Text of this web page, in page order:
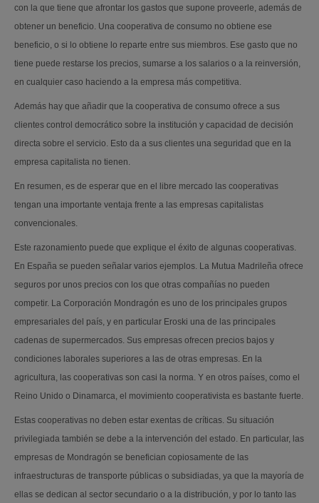
con la que tiene que afrontar los gastos que supone proveerle, además de
obtener un beneficio. Una cooperativa de consumo no obtiene ese
beneficio, o si lo obtiene lo reparte entre sus miembros. Ese gasto que no
tiene puede restarse los precios, sumarse a los salarios o a la reinversión,
en cualquier caso haciendo a la empresa más competitiva.
Además hay que añadir que la cooperativa de consumo ofrece a sus
clientes control democrático sobre la institución y capacidad de decisión
directa sobre el servicio. Esto da a sus clientes una seguridad que en la
empresa capitalista no tienen.
En resumen, es de esperar que en el libre mercado las cooperativas
tengan una importante ventaja frente a las empresas capitalistas
convencionales.
Este razonamiento puede que explique el éxito de algunas cooperativas.
En España se pueden señalar varios ejemplos. La Mutua Madrileña ofrece
seguros por unos precios con los que otras compañías no pueden
competir. La Corporación Mondragón es uno de los principales grupos
empresariales del país, y en particular Eroski una de las principales
cadenas de supermercados. Sus empresas ofrecen precios bajos y
condiciones laborales superiores a las de otras empresas. En la
agricultura, las cooperativas son casi la norma. Y en otros países, como el
Reino Unido o Dinamarca, el movimiento cooperativista es bastante fuerte.
Estas cooperativas no deben estar exentas de críticas. Su situación
privilegiada también se debe a la intervención del estado. En particular, las
empresas de Mondragón se benefician copiosamente de las
infraestructuras de transporte públicas o subsidiadas, ya que la mayoría de
ellas se dedican al sector secundario o a la distribución, y por lo tanto las